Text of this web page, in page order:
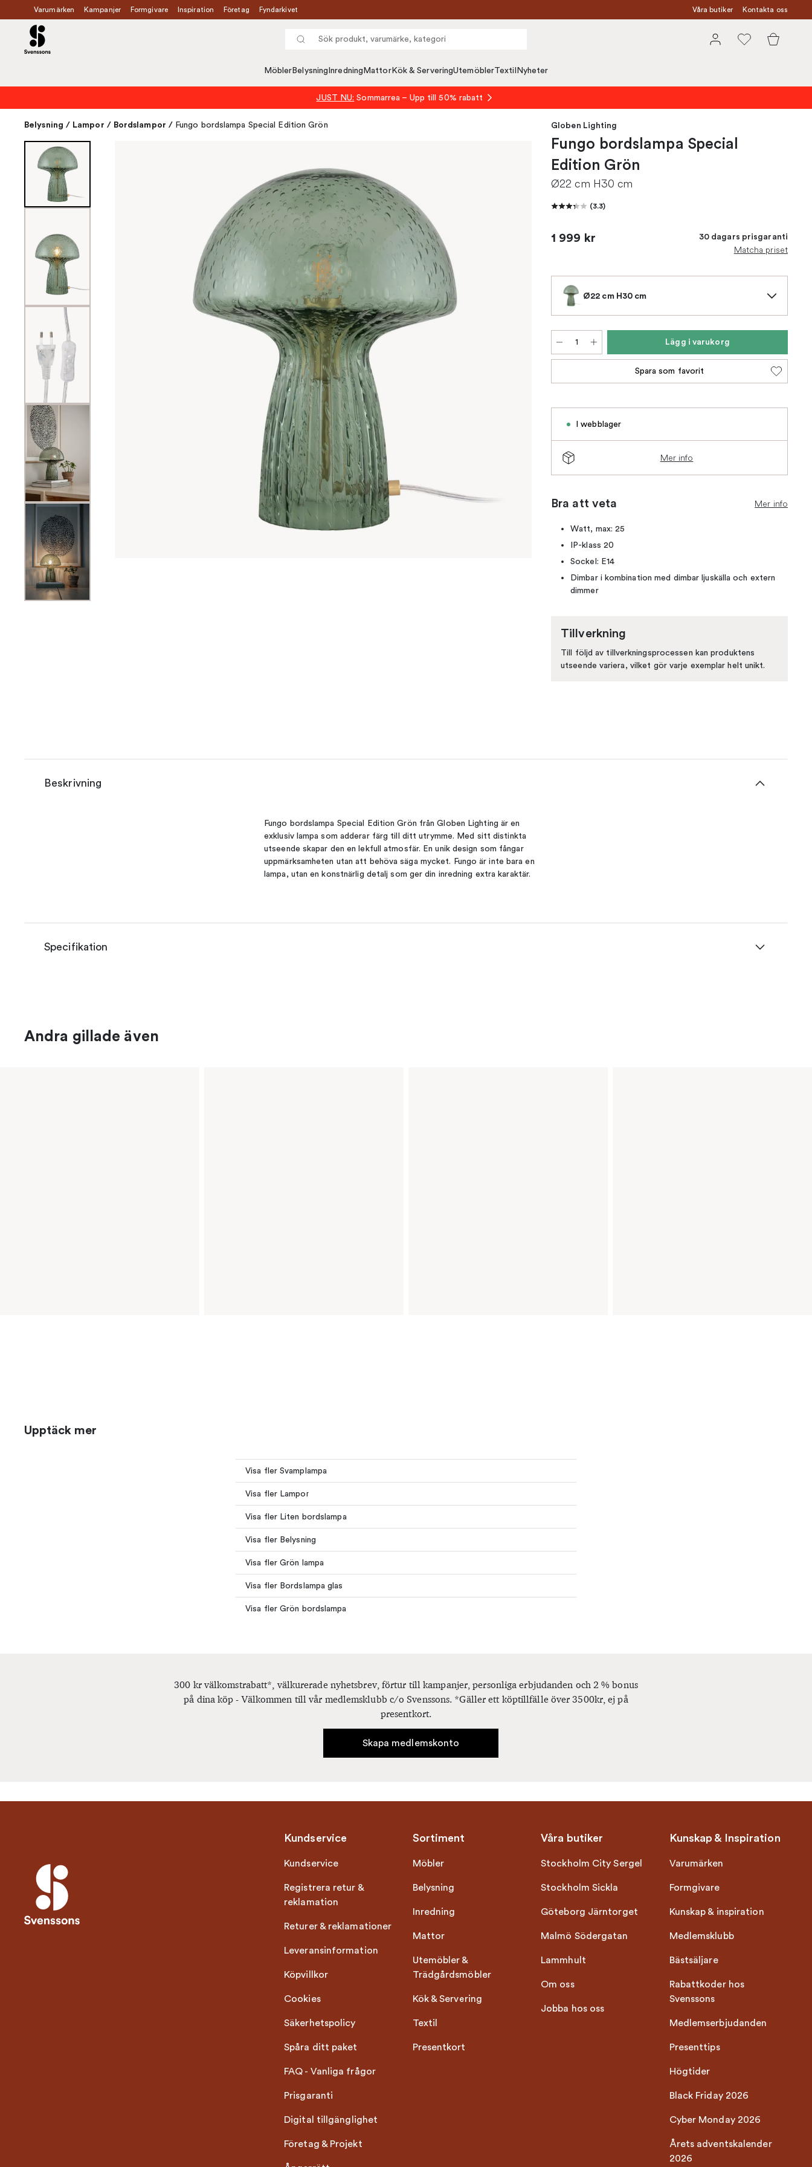
Varumärken Kampanjer Formgivare Inspiration Företag Fyndarkivet Våra butiker Kontakta oss
Möbler Belysning Inredning MattorKök & ServeringUtemöblerTextil Nyheter
JUST NU: Sommarrea – Upp till 50% rabatt
Belysning / Lampor / Bordslampor / Fungo bordslampa Special Edition Grön Globen Lighting
Fungo bordslampa Special
Edition Grön
Ø22 cm H30 cm
(3.3)
1 999 kr 30 dagars prisgaranti
Matcha priset
Ø22 cm H30 cm
Lägg i varukorg
Spara som favorit
I webblager
Mer info
Bra att veta Mer info
Watt, max: 25
IP-klass 20
Sockel: E14
Dimbar i kombination med dimbar ljuskälla och extern
dimmer
Tillverkning
Till följd av tillverkningsprocessen kan produktens
utseende variera, vilket gör varje exemplar helt unikt.
Beskrivning
Fungo bordslampa Special Edition Grön från Globen Lighting är en
exklusiv lampa som adderar färg till ditt utrymme. Med sitt distinkta
utseende skapar den en lekfull atmosfär. En unik design som fångar
uppmärksamheten utan att behöva säga mycket. Fungo är inte bara en
lampa, utan en konstnärlig detalj som ger din inredning extra karaktär.
Specifikation
Andra gillade även
Upptäck mer
Visa fler Svamplampa
Visa fler Lampor
Visa fler Liten bordslampa
Visa fler Belysning
Visa fler Grön lampa
Visa fler Bordslampa glas
Visa fler Grön bordslampa
300 kr välkomstrabatt*, välkurerade nyhetsbrev, förtur till kampanjer, personliga erbjudanden och 2 % bonus
på dina köp - Välkommen till vår medlemsklubb c/o Svenssons. *Gäller ett köptillfälle över 3500kr, ej på
presentkort.
Skapa medlemskonto
Kundservice
Kundservice
Registrera retur &
reklamation
Returer & reklamationer
Leveransinformation
Köpvillkor
Cookies
Säkerhetspolicy
Spåra ditt paket
FAQ - Vanliga frågor
Prisgaranti
Digital tillgänglighet
Företag & Projekt
Sortiment
Möbler
Belysning
Inredning
Mattor
Utemöbler &
Trädgårdsmöbler
Kök & Servering
Textil
Presentkort
Våra butiker
Stockholm City Sergel
Stockholm Sickla
Göteborg Järntorget
Malmö Södergatan
Lammhult
Om oss
Jobba hos oss
Kunskap & Inspiration
Varumärken
Formgivare
Kunskap & inspiration
Medlemsklubb
Bästsäljare
Rabattkoder hos
Svenssons
Medlemserbjudanden
Presenttips
Högtider
Black Friday 2026
Cyber Monday 2026
Årets adventskalender
2026